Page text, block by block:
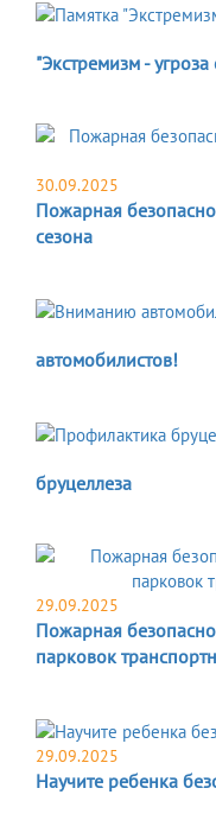
"Экстремизм -
30.09.2025
Пожарная
сезона
автомобилистов!
бруцеллеза
29.09.2025
Пожарная
парковок
29.09.2025
Научите ребенка